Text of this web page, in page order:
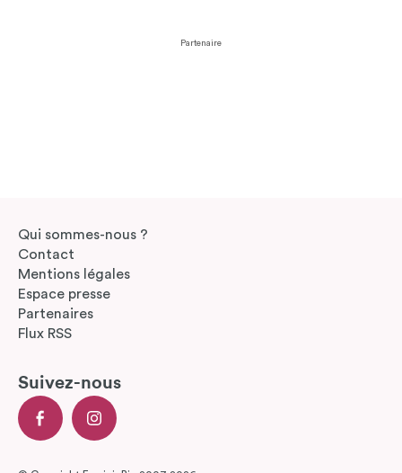
Partenaire
Qui sommes-nous ?
Contact
Mentions légales
Espace presse
Partenaires
Flux RSS
Suivez-nous